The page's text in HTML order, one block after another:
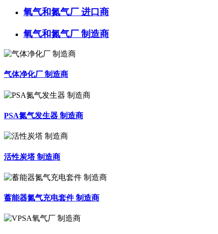
氧气和氮气厂 进口商
氧气和氮气厂 制造商
气体净化厂 制造商
PSA氮气发生器 制造商
活性炭塔 制造商
蓄能器氮气充电套件 制造商